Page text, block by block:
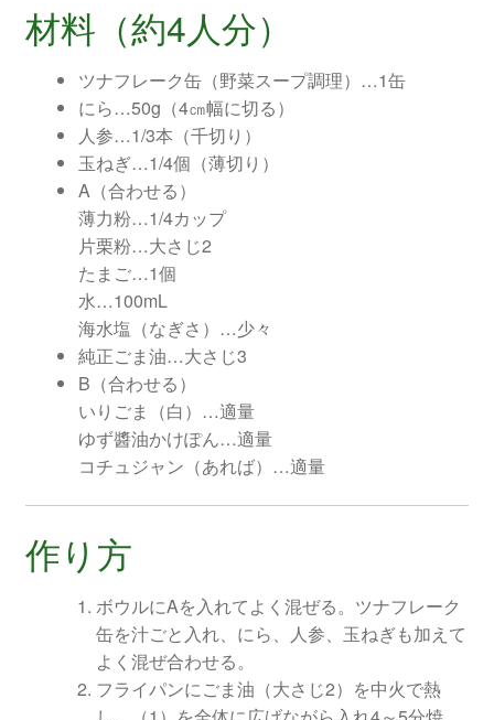
材料（約4人分）
ツナフレーク缶（野菜スープ調理）…1缶
にら…50g（4㎝幅に切る）
人参…1/3本（千切り）
玉ねぎ…1/4個（薄切り）
A（合わせる）
薄力粉…1/4カップ
片栗粉…大さじ2
たまご…1個
水…100mL
海水塩（なぎさ）…少々
純正ごま油…大さじ3
B（合わせる）
いりごま（白）…適量
ゆず醬油かけぽん…適量
コチュジャン（あれば）…適量
作り方
ボウルにAを入れてよく混ぜる。ツナフレーク
缶を汁ごと入れ、にら、人参、玉ねぎも加えて
よく混ぜ合わせる。
フライパンにごま油（大さじ2）を中火で熱